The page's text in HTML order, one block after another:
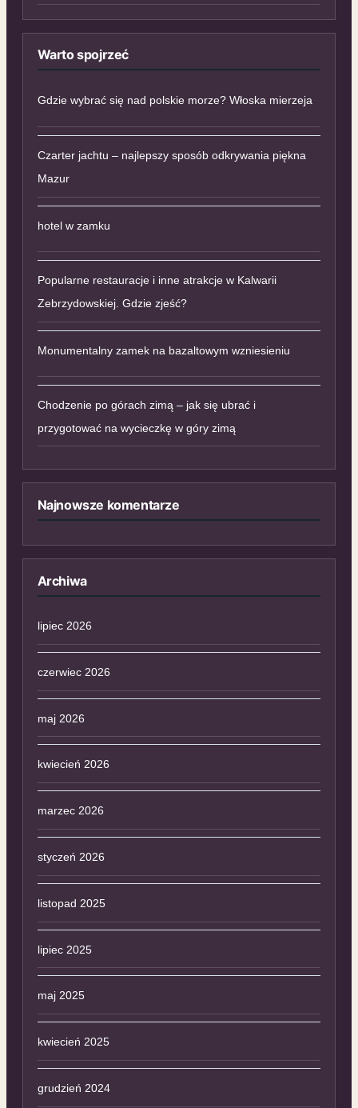
Warto spojrzeć
Gdzie wybrać się nad polskie morze? Włoska mierzeja
Czarter jachtu – najlepszy sposób odkrywania piękna
Mazur
hotel w zamku
Popularne restauracje i inne atrakcje w Kalwarii
Zebrzydowskiej. Gdzie zjeść?
Monumentalny zamek na bazaltowym wzniesieniu
Chodzenie po górach zimą – jak się ubrać i
przygotować na wycieczkę w góry zimą
Najnowsze komentarze
Archiwa
lipiec 2026
czerwiec 2026
maj 2026
kwiecień 2026
marzec 2026
styczeń 2026
listopad 2025
lipiec 2025
maj 2025
kwiecień 2025
grudzień 2024